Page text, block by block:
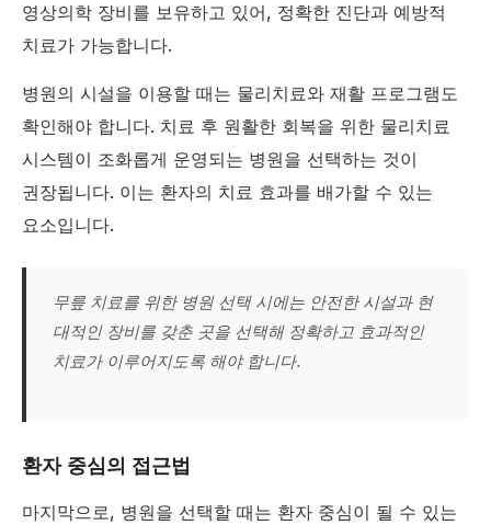
영상의학 장비를 보유하고 있어, 정확한 진단과 예방적
치료가 가능합니다.
병원의 시설을 이용할 때는 물리치료와 재활 프로그램도
확인해야 합니다. 치료 후 원활한 회복을 위한 물리치료
시스템이 조화롭게 운영되는 병원을 선택하는 것이
권장됩니다. 이는 환자의 치료 효과를 배가할 수 있는
요소입니다.
무릎 치료를 위한 병원 선택 시에는 안전한 시설과 현
대적인 장비를 갖춘 곳을 선택해 정확하고 효과적인
치료가 이루어지도록 해야 합니다.
환자 중심의 접근법
마지막으로, 병원을 선택할 때는 환자 중심이 될 수 있는